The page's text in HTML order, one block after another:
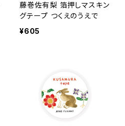
藤巻佐有梨 箔押しマスキン
グテープ つくえのうえで
¥605